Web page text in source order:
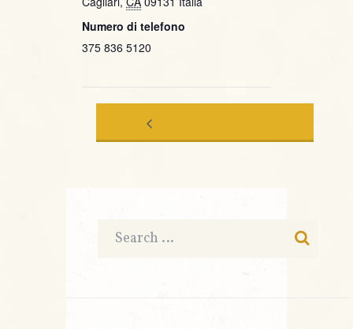
Numero di telefono
375 836 5120
OMAGGIO